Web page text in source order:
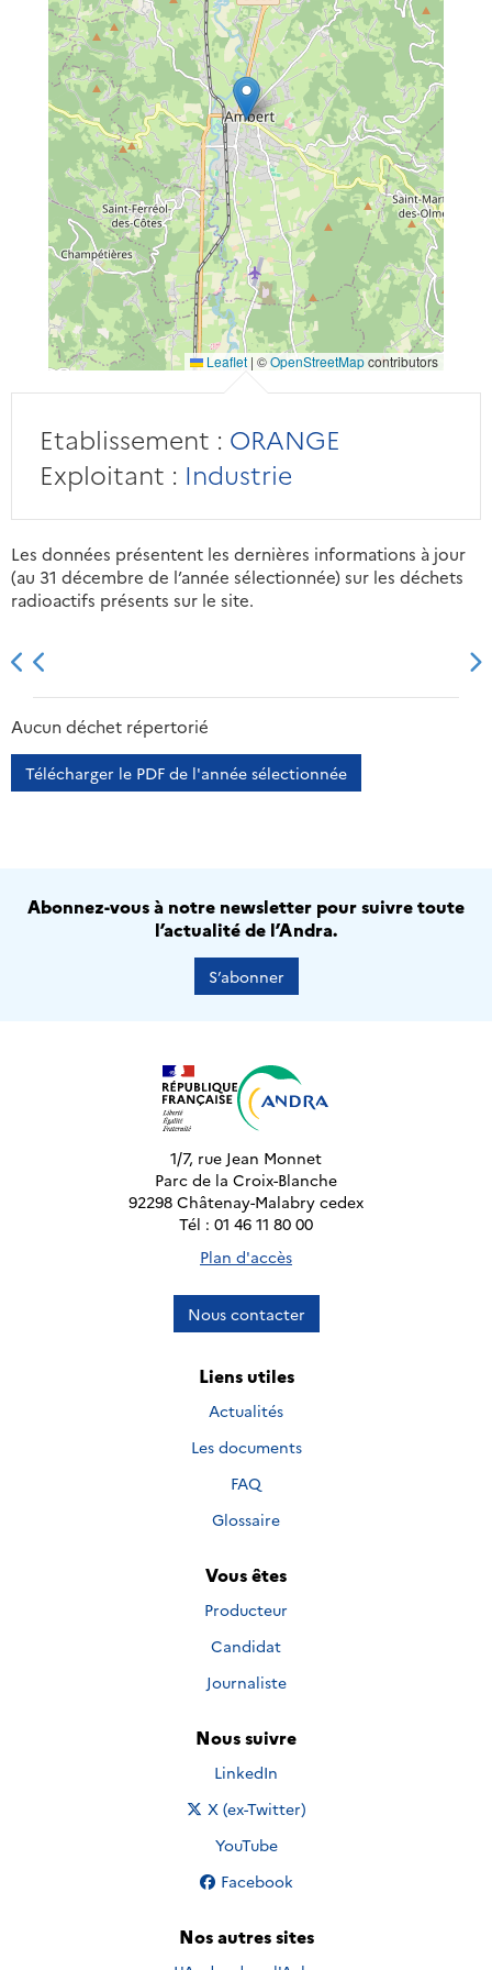
Leaflet | ©OpenStreetMapcontributors
Etablissement : ORANGE
Exploitant : Industrie
Les données présentent les dernières informations à jour
(au 31 décembre de l’année sélectionnée) sur les déchets
radioactifs présents sur le site.
2013 2014
Aucun déchet répertorié
Télécharger le PDF de l'année sélectionnée
Abonnez-vous à notre newsletter pour suivre toute
l’actualité de l’Andra.
S’abonner
1/7, rue Jean Monnet
Parc de la Croix-Blanche
92298 Châtenay-Malabry cedex
Tél : 01 46 11 80 00
Plan d'accès
Nous contacter
Liens utiles
Actualités
Les documents
FAQ
Glossaire
Vous êtes
Producteur
Candidat
Journaliste
Nous suivre
Nous suivre sur
LinkedIn
Nous suivre sur
X (ex-Twitter)
Nous suivre sur
YouTube
Nous suivre sur
Facebook
Nos autres sites